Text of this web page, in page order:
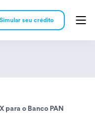
Simular seu crédito
para o Banco PAN